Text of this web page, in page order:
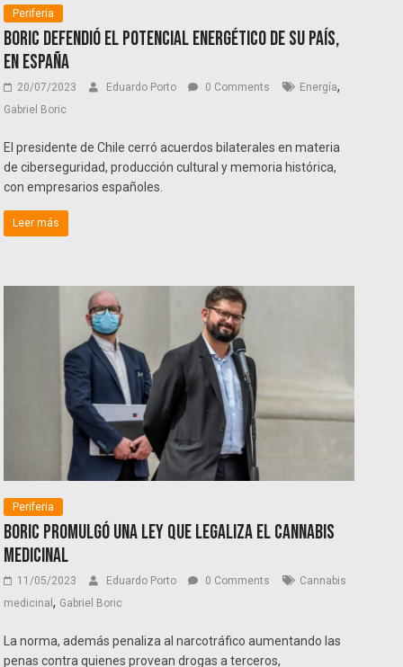
Periferia
Boric defendió el potencial energético de su país,
en España
20/07/2023 Eduardo Porto 0 Comments Energía,
Gabriel Boric
El presidente de Chile cerró acuerdos bilaterales en materia
de ciberseguridad, producción cultural y memoria histórica,
con empresarios españoles.
Leer más
Periferia
Boric promulgó una ley que legaliza el cannabis
medicinal
11/05/2023 Eduardo Porto 0 Comments
Cannabis
medicinal, Gabriel Boric
La norma, además penaliza al narcotráfico aumentando las
penas contra quienes provean drogas a terceros,